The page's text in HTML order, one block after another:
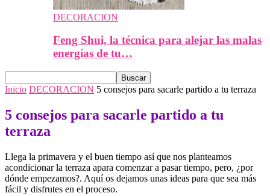
DECORACION
Feng Shui, la técnica para alejar las malas
energías de tu…
Inicio DECORACION 5 consejos para sacarle partido a tu terraza
5 consejos para sacarle partido a tu
terraza
Llega la primavera y el buen tiempo así que nos planteamos
acondicionar la terraza apara comenzar a pasar tiempo, pero, ¿por
dónde empezamos?. Aquí os dejamos unas ideas para que sea más
fácil y disfrutes en el proceso.